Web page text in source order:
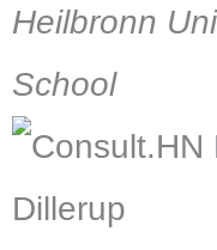
Heilbronn
School